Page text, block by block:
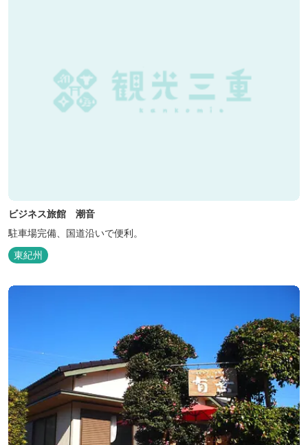
ビジネス旅館 潮音
駐車場完備、国道沿いで便利。
東紀州